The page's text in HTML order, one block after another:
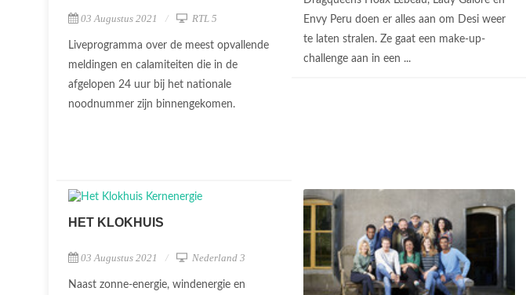
03 Augustus 2021 RTL 5
Liveprogramma over de meest opvallende
meldingen en calamiteiten die in de
afgelopen 24 uur bij het nationale
noodnummer zijn binnengekomen.
Envy Peru doen er alles aan om Desi weer
te laten stralen. Ze gaat een make-up-
challenge aan in een ...
HET KLOKHUIS
03 Augustus 2021 Nederland 3
Naast zonne-energie, windenergie en